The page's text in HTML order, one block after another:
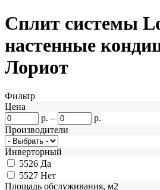
Сплит системы
настенные
Лориот
Фильтр
Цена
р. –
р.
Производители
Инверторный
5526 Да
5527 Нет
Площадь обслуживания, м2